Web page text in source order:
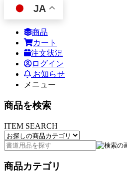
JA
商品
カート
注文状況
ログイン
お知らせ
メニュー
商品を検索
ITEM SEARCH
商品カテゴリ